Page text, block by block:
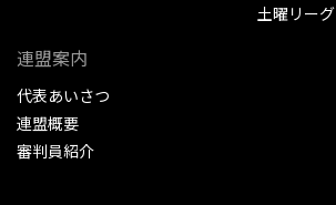
土曜リーグ
連盟案内
代表あいさつ
連盟概要
審判員紹介